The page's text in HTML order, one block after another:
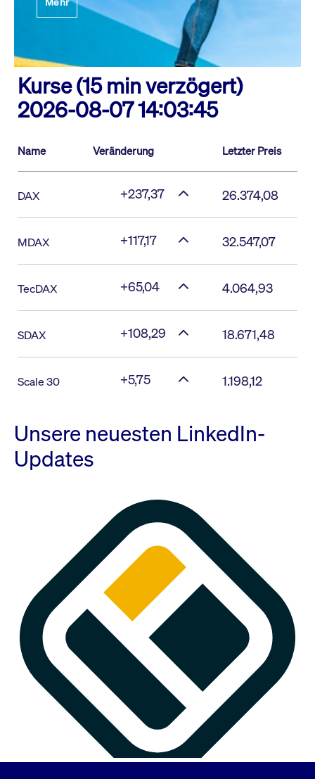
Kurse (15 min verzögert)
2026-08-07 14:03:45
Name Veränderung Letzter Preis
DAX +237,37 26.374,08
MDAX +117,17 32.547,07
TecDAX +65,04 4.064,93
SDAX +108,29 18.671,48
Scale 30 +5,75 1.198,12
Unsere neuesten LinkedIn-
Updates